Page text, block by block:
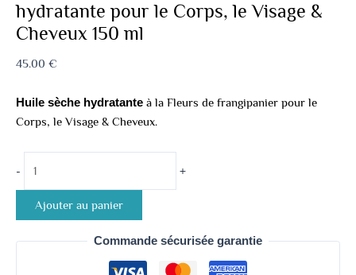
hydratante pour le Corps, le Visage &
Cheveux 150 ml
45.00 €
Huile sèche hydratante à la Fleurs de frangipanier pour le
Corps, le Visage & Cheveux.
- +
Ajouter au panier
Commande sécurisée garantie